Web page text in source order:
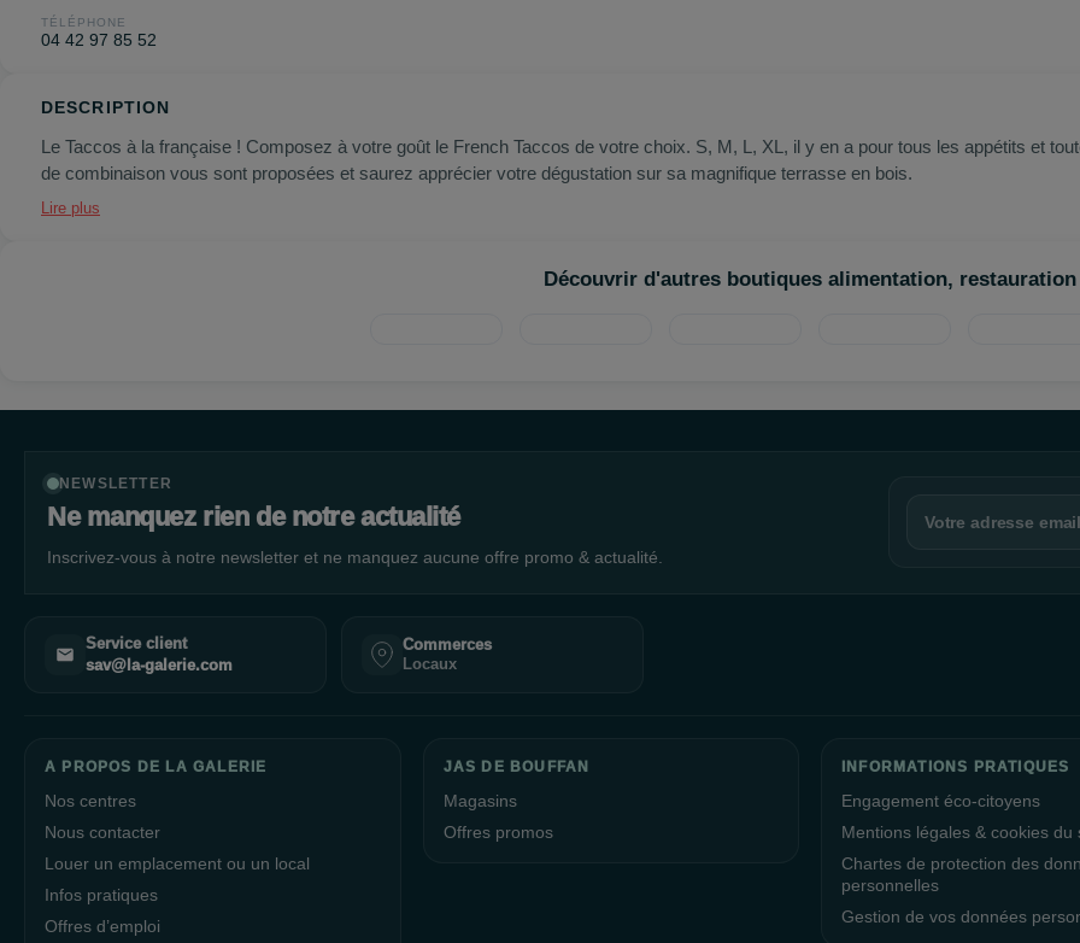
TÉLÉPHONE
04 42 97 85 52
DESCRIPTION
Le Taccos à la française ! Composez à votre goût le French Taccos de votre choix. S, M, L, XL, il y en a pour tous les appétits et
de combinaison vous sont proposées et saurez apprécier votre dégustation sur sa magnifique terrasse en bois.
Lire plus
Découvrir d'autres boutiques alimentation, restauration
NEWSLETTER
Ne manquez rien de notre actualité
Inscrivez-vous à notre newsletter et ne manquez aucune offre promo & actualité.
Service client
sav@la-galerie.com
Commerces
Locaux
A PROPOS DE LA GALERIE
Nos centres
Nous contacter
Louer un emplacement ou un local
Infos pratiques
Offres d’emploi
JAS DE BOUFFAN
Magasins
Offres promos
INFORMATIONS PRATIQUES
Engagement éco-citoyens
Mentions légales & cookies du
Chartes de protection des
personnelles
Gestion de vos données